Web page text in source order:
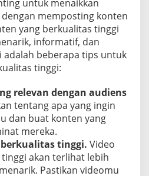
untuk menaikkan
memposting konten
yang berkualitas tinggi
informatif, dan
beberapa tips untuk
tinggi:
relevan dengan audiens
tentang apa yang ingin
dan buat konten yang
mereka.
tinggi. Video
akan terlihat lebih
Pastikan videomu